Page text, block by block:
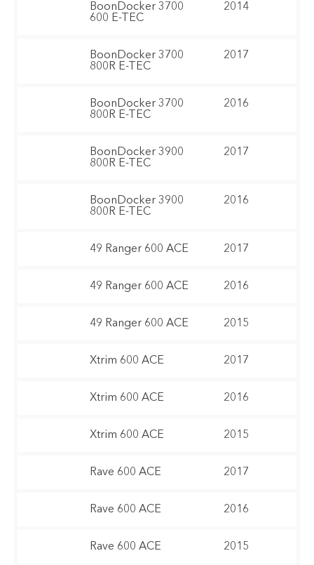
BoonDocker 3700
600 E-TEC
2014
BoonDocker 3700
800R E-TEC
2017
BoonDocker 3700
800R E-TEC
2016
BoonDocker 3900
800R E-TEC
2017
BoonDocker 3900
800R E-TEC
2016
49 Ranger 600 ACE 2017
49 Ranger 600 ACE 2016
49 Ranger 600 ACE 2015
Xtrim 600 ACE 2017
Xtrim 600 ACE 2016
Xtrim 600 ACE 2015
Rave 600 ACE 2017
Rave 600 ACE 2016
Rave 600 ACE 2015